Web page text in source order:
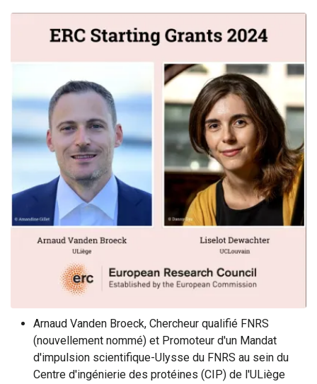
Arnaud Vanden Broeck, Chercheur qualifié FNRS
(nouvellement nommé) et Promoteur d'un Mandat
d'impulsion scientifique-Ulysse du FNRS au sein du
Centre d'ingénierie des protéines (CIP) de l'ULiège